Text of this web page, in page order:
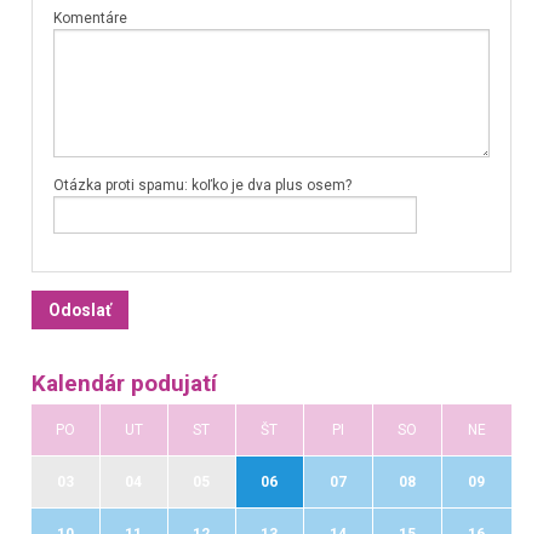
Komentáre
Otázka proti spamu: koľko je dva plus osem?
Kalendár podujatí
PO UT ST ŠT PI SO NE
06 07 08 09